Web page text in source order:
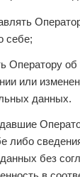
себе;
Оператору об
или
данных.
либо
без